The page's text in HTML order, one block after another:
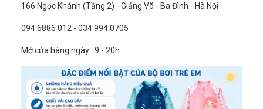
166 Ngọc Khánh (Tầng 2) - Giảng Võ - Ba Đình - Hà Nội
094 6886 012 - 034 994 0705
Mở cửa hàng ngày : 9 - 20h